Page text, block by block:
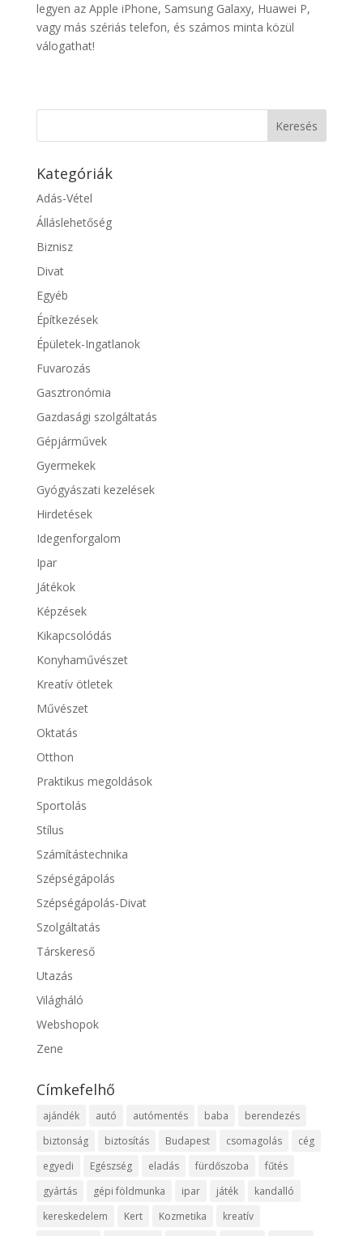
legyen az Apple iPhone, Samsung Galaxy, Huawei P,
vagy más szériás telefon, és számos minta közül
válogathat!
Kategóriák
Adás-Vétel
Álláslehetőség
Biznisz
Divat
Egyéb
Építkezések
Épületek-Ingatlanok
Fuvarozás
Gasztronómia
Gazdasági szolgáltatás
Gépjárművek
Gyermekek
Gyógyászati kezelések
Hirdetések
Idegenforgalom
Ipar
Játékok
Képzések
Kikapcsolódás
Konyhaművészet
Kreatív ötletek
Művészet
Oktatás
Otthon
Praktikus megoldások
Sportolás
Stílus
Számítástechnika
Szépségápolás
Szépségápolás-Divat
Szolgáltatás
Társkereső
Utazás
Világháló
Webshopok
Zene
Címkefelhő
ajándék autó autómentés baba
berendezés
biztonság
biztosítás Budapest csomagolás
cég
egyedi
Egészség eladás fürdőszoba
fűtés
gyártás
gépi földmunka ipar játék
kandalló
kereskedelem
Kert Kozmetika
kreatív